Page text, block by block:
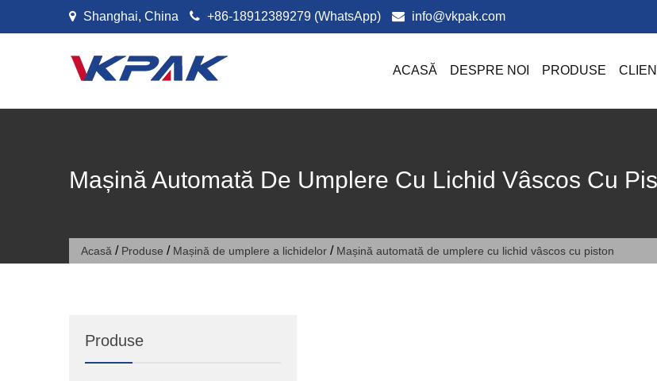
Sari la conținut
Shanghai, China +86-18912389279 (WhatsApp) info@vkpak.com
ACASĂ DESPRE NOI PRODUSE
Mașină Automată De Umplere Cu Lichid Vâscos Cu
Acasă / Produse / Mașină de umplere a lichidelor / Mașină automată de umplere cu lichid vâscos cu piston
Produse